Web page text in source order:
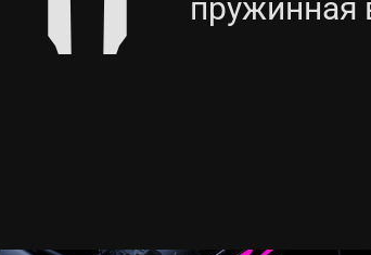
пружинная